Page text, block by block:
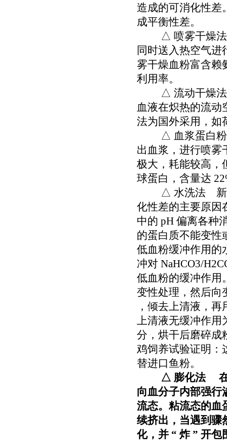
造成的可消化性差
成平衡性差。
△ 喷雾干燥法
同时送入热空气
雾干燥血粉富含赖
利用率。
△ 流动干燥法
血液在炽热的流动
法为国外采用，如
△ 血浆蛋白粉和
出血浆，进行喷雾
极大，耗能较高，
球蛋白，含量达
△ 水洗法 新疆
化性差的主要原因
中的 pH 偏离各种
的蛋白质不能变性
低血粉缓冲作用的
冲对 NaHCO3/
低血粉的缓冲作用
变性处理，然后向
，倾去上清液，
上清液无缓冲作用
分，烘干后磨碎成
鸡饲养试验证明：
替进口鱼粉。
△ 膨化法 在
向血分子内部强行
流态。粘流态的血
续挤出，当遇到骤
化，并 “ 炸 ” 开